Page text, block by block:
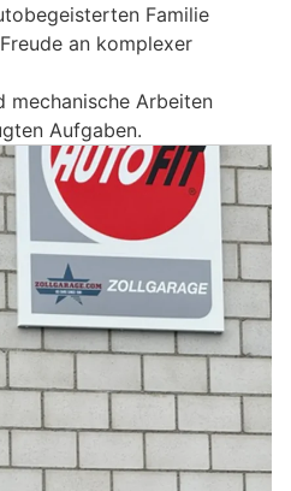
Familie
an komplexer
mechanische Arbeiten
Aufgaben.